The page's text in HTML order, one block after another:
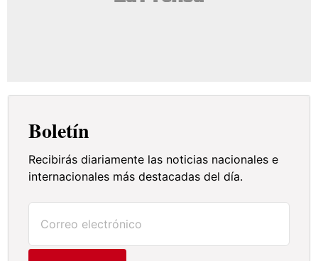
Boletín
Recibirás diariamente las noticias nacionales e
internacionales más destacadas del día.